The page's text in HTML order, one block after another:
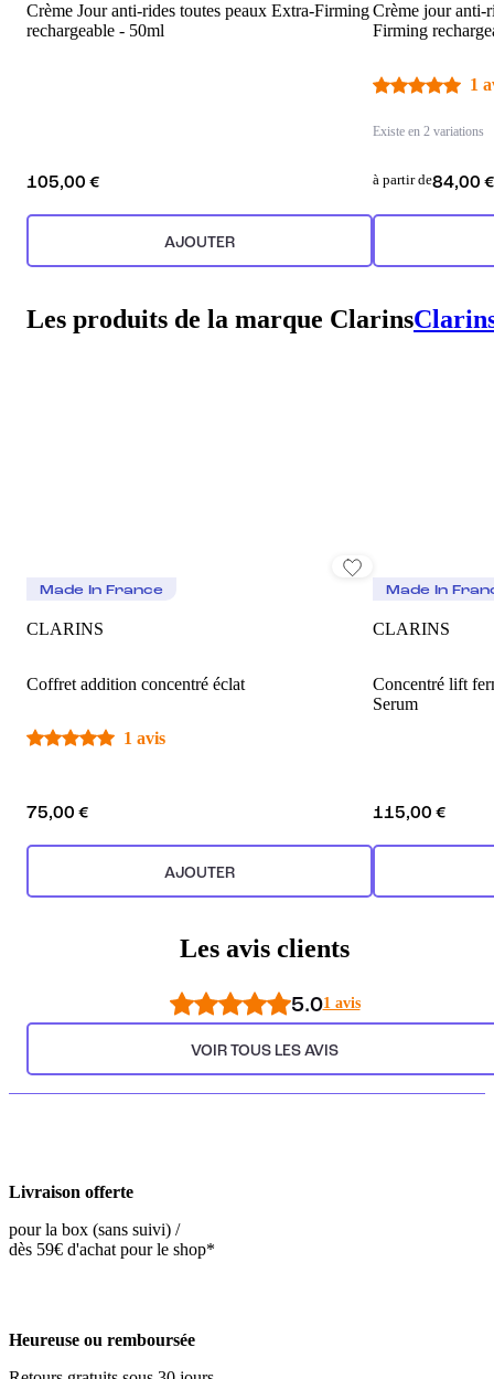
Crème Jour anti-rides toutes peaux Extra-Firming
rechargeable - 50ml
105,00 €
AJOUTER
Crème jour anti-
Firming
1
Existe en 2 variations
à partir de84,00 €
Les produits de la marque Clarins
Made In France
CLARINS
Coffret addition concentré éclat
1 avis
75,00 €
AJOUTER
Made In
CLARINS
Concentré lift
Serum
115,00 €
Les avis clients
5.01 avis
VOIR TOUS LES AVIS
Livraison offerte
pour la box (sans suivi) /
dès 59€ d'achat pour le shop*
Heureuse ou remboursée